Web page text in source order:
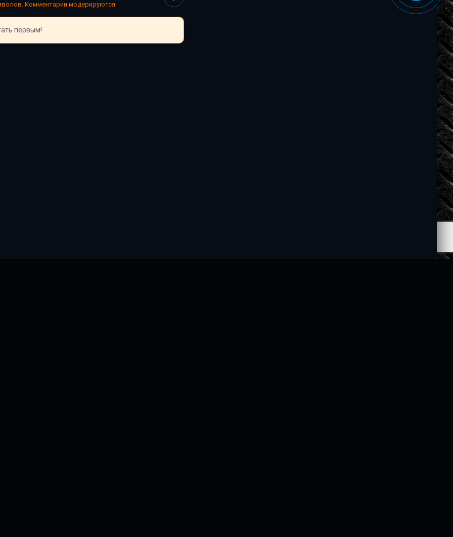
Комментарии модерируются
первым!